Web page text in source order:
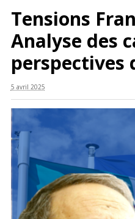
Tensions
Analyse des
perspectives
5 avril 2025